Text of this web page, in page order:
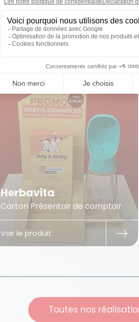
Découvrez quelques projets
Herbavita
Carton Présentoir de comptoir
Voir le produit
Toutes nos